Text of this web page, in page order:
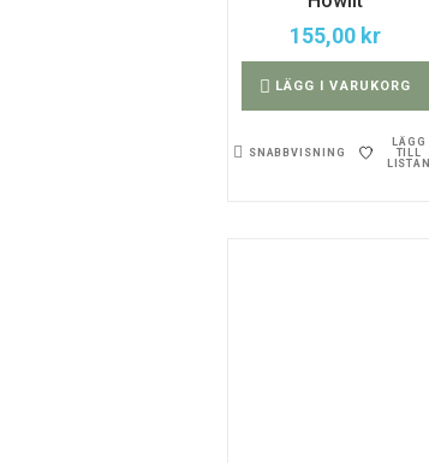
155,00 kr
LÄGG I VARUKORG
SNABBVISNING
LÄGG
TILL
LISTAN